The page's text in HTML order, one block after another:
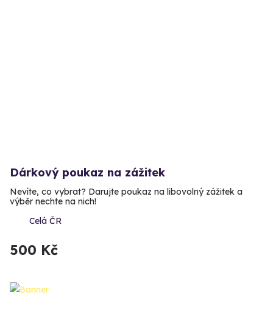
Dárkový poukaz na zážitek
Nevíte, co vybrat? Darujte poukaz na libovolný zážitek a
výběr nechte na nich!
Celá ČR
500 Kč